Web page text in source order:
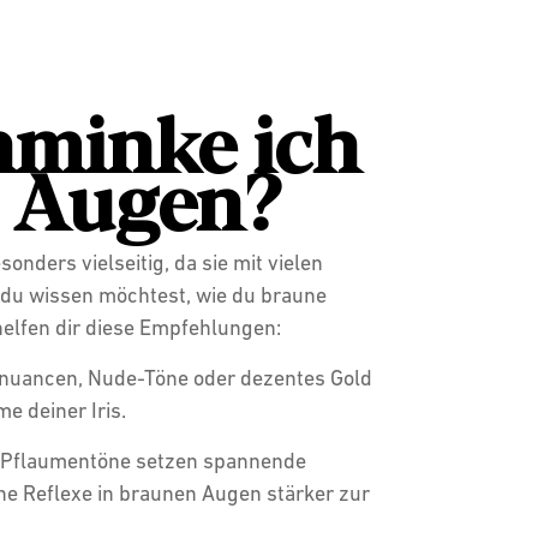
ich
vielseitig, da sie mit vielen
wissen möchtest, wie du braune
dir diese Empfehlungen:
Nude-Töne oder dezentes Gold
deiner Iris.
setzen spannende
Reflexe in braunen Augen stärker zur